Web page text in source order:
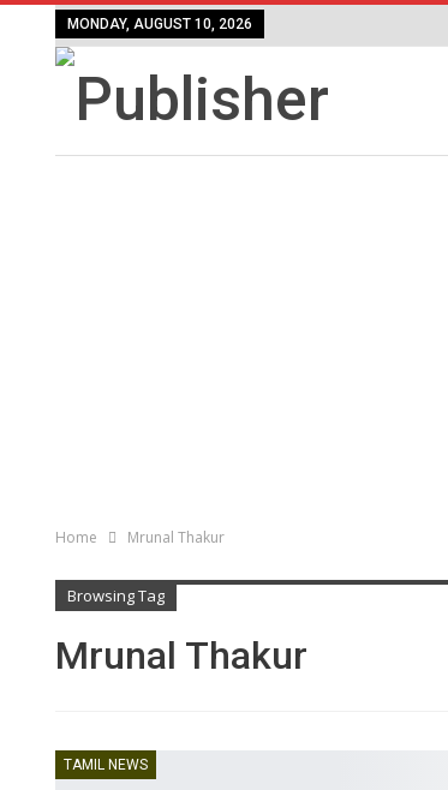
MONDAY, AUGUST 10, 2026
Home Mrunal Thakur
Browsing Tag
Mrunal Thakur
TAMIL NEWS